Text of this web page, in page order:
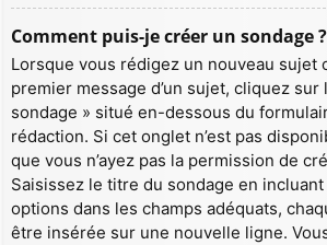
Comment puis-je créer un sondage ?
Lorsque vous rédigez un nouveau sujet
premier message d’un sujet, cliquez sur
sondage » situé en-dessous du
rédaction. Si cet onglet n’est pas
que vous n’ayez pas la permission de
Saisissez le titre du sondage en
options dans les champs adéquats,
être insérée sur une nouvelle ligne.